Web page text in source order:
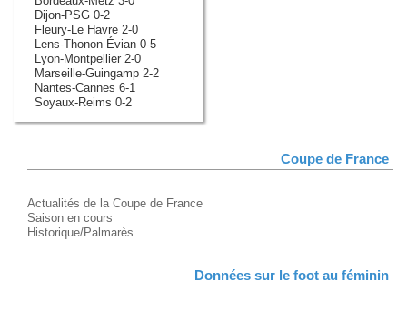
Dijon-PSG 0-2
Fleury-Le Havre 2-0
Lens-Thonon Évian 0-5
Lyon-Montpellier 2-0
Marseille-Guingamp 2-2
Nantes-Cannes 6-1
Soyaux-Reims 0-2
Coupe de France
Actualités de la Coupe de France
Saison en cours
Historique/Palmarès
Données sur le foot au féminin